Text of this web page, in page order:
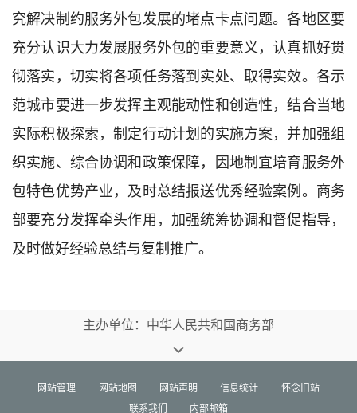
究解决制约服务外包发展的堵点卡点问题。各地区要
充分认识大力发展服务外包的重要意义，认真抓好贯
彻落实，切实将各项任务落到实处、取得实效。 各示
范城市要进一步发挥主观能动性和创造性，结合当地
实际积极探索，制定行动计划的实施方案， 并加强组
织实施、综合协调和政策保障， 因地制宜培育服务外
包特色优势产业，及时总结报送优秀经验案例。商务
部要充分发挥牵头作用，加强统筹协调和督促指导，
及时做好经验总结与复制推广。
主办单位：中华人民共和国商务部
网站管理 网站地图 网站声明 信息统计
怀念旧站
联系我们
内部邮箱